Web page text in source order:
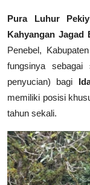
Pura Luhur
Kahyangan Jagad
Penebel,
fungsinya sebagai
penyucian) bagi
memiliki posisi
tahun sekali.